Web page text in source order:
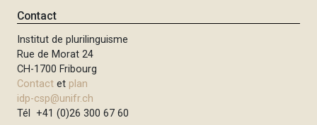
Contact
Institut de plurilinguisme
Rue de Morat 24
CH-1700 Fribourg
Contact et plan
idp-csp@unifr.ch
Tél +41 (0)26 300 67 60